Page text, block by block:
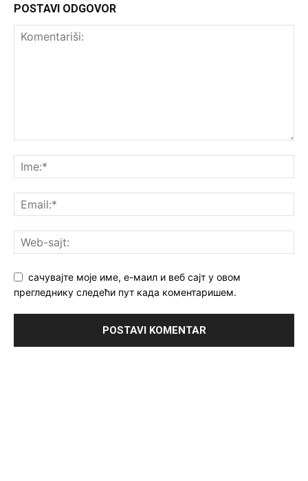
POSTAVI ODGOVOR
сачувајте моје име, е-маил и веб сајт у овом
прегледнику следећи пут када коментаришем.